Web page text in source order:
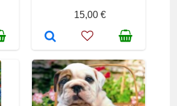
15,00 €